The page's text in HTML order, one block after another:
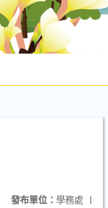
發布單位： 學務處 |